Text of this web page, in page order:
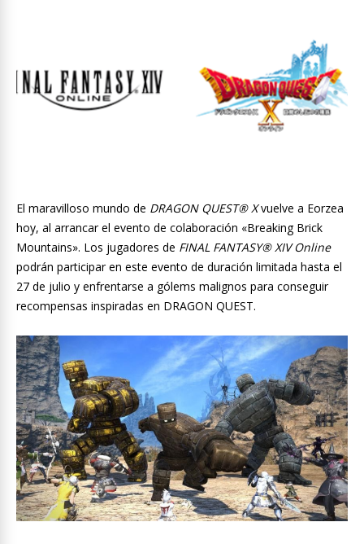
El maravilloso mundo de DRAGON QUEST® Xvuelve a Eorzea
hoy, al arrancar el evento de colaboración «Breaking Brick
Mountains». Los jugadores de FINAL FANTASY® XIV Online
podrán participar en este evento de duración limitada hasta el
27 de julio y enfrentarse a gólems malignos para conseguir
recompensas inspiradas en DRAGON QUEST.